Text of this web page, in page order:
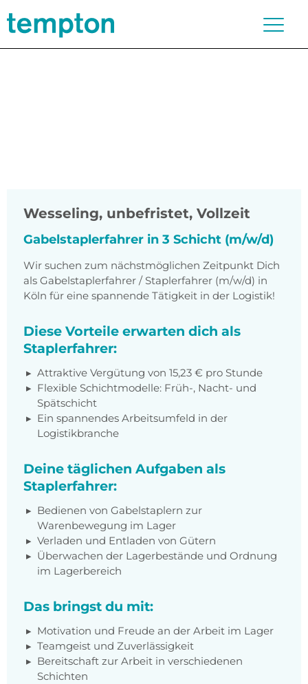
Wesseling, unbefristet, Vollzeit
Gabelstaplerfahrer in 3 Schicht (m/w/d)
Wir suchen zum nächstmöglichen Zeitpunkt Dich
als Gabelstaplerfahrer / Staplerfahrer (m/w/d) in
Köln für eine spannende Tätigkeit in der Logistik!
Diese Vorteile erwarten dich als
Staplerfahrer:
Attraktive Vergütung von 15,23 € pro Stunde
Flexible Schichtmodelle: Früh-, Nacht- und
Spätschicht
Ein spannendes Arbeitsumfeld in der
Logistikbranche
Deine täglichen Aufgaben als
Staplerfahrer:
Bedienen von Gabelstaplern zur
Warenbewegung im Lager
Verladen und Entladen von Gütern
Überwachen der Lagerbestände und Ordnung
im Lagerbereich
Das bringst du mit:
Motivation und Freude an der Arbeit im Lager
Teamgeist und Zuverlässigkeit
Bereitschaft zur Arbeit in verschiedenen
Schichten